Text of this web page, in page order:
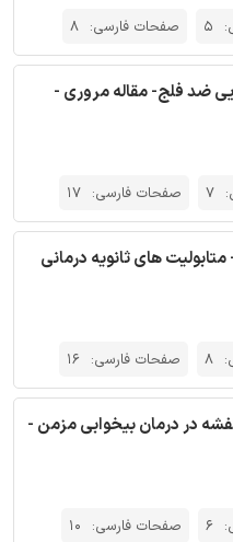
5 صفحات فارسی: 8
ضد فلج- مقاله مروری -
7 صفحات فارسی: 17
متابولیت های ثانویه درمانی
8 صفحات فارسی: 16
در درمان بیخوابی مزمن -
6 صفحات فارسی: 10